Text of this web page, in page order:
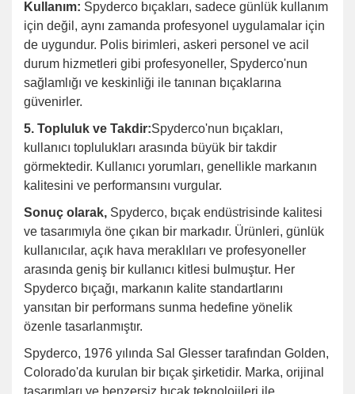
Kullanım: Spyderco bıçakları, sadece günlük kullanım
için değil, aynı zamanda profesyonel uygulamalar için
de uygundur. Polis birimleri, askeri personel ve acil
durum hizmetleri gibi profesyoneller, Spyderco'nun
sağlamlığı ve keskinliği ile tanınan bıçaklarına
güvenirler.
5. Topluluk ve Takdir:Spyderco'nun bıçakları,
kullanıcı toplulukları arasında büyük bir takdir
görmektedir. Kullanıcı yorumları, genellikle markanın
kalitesini ve performansını vurgular.
Sonuç olarak, Spyderco, bıçak endüstrisinde kalitesi
ve tasarımıyla öne çıkan bir markadır. Ürünleri, günlük
kullanıcılar, açık hava meraklıları ve profesyoneller
arasında geniş bir kullanıcı kitlesi bulmuştur. Her
Spyderco bıçağı, markanın kalite standartlarını
yansıtan bir performans sunma hedefine yönelik
özenle tasarlanmıştır.
Spyderco, 1976 yılında Sal Glesser tarafından Golden,
Colorado'da kurulan bir bıçak şirketidir. Marka, orijinal
tasarımları ve benzersiz bıçak teknolojileri ile